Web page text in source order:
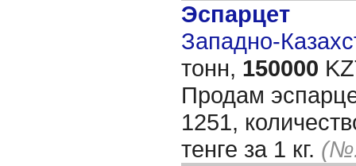
Эспарцет
Западно-
тонн, 150000
Продам
1251,
тенге за 1 кг.